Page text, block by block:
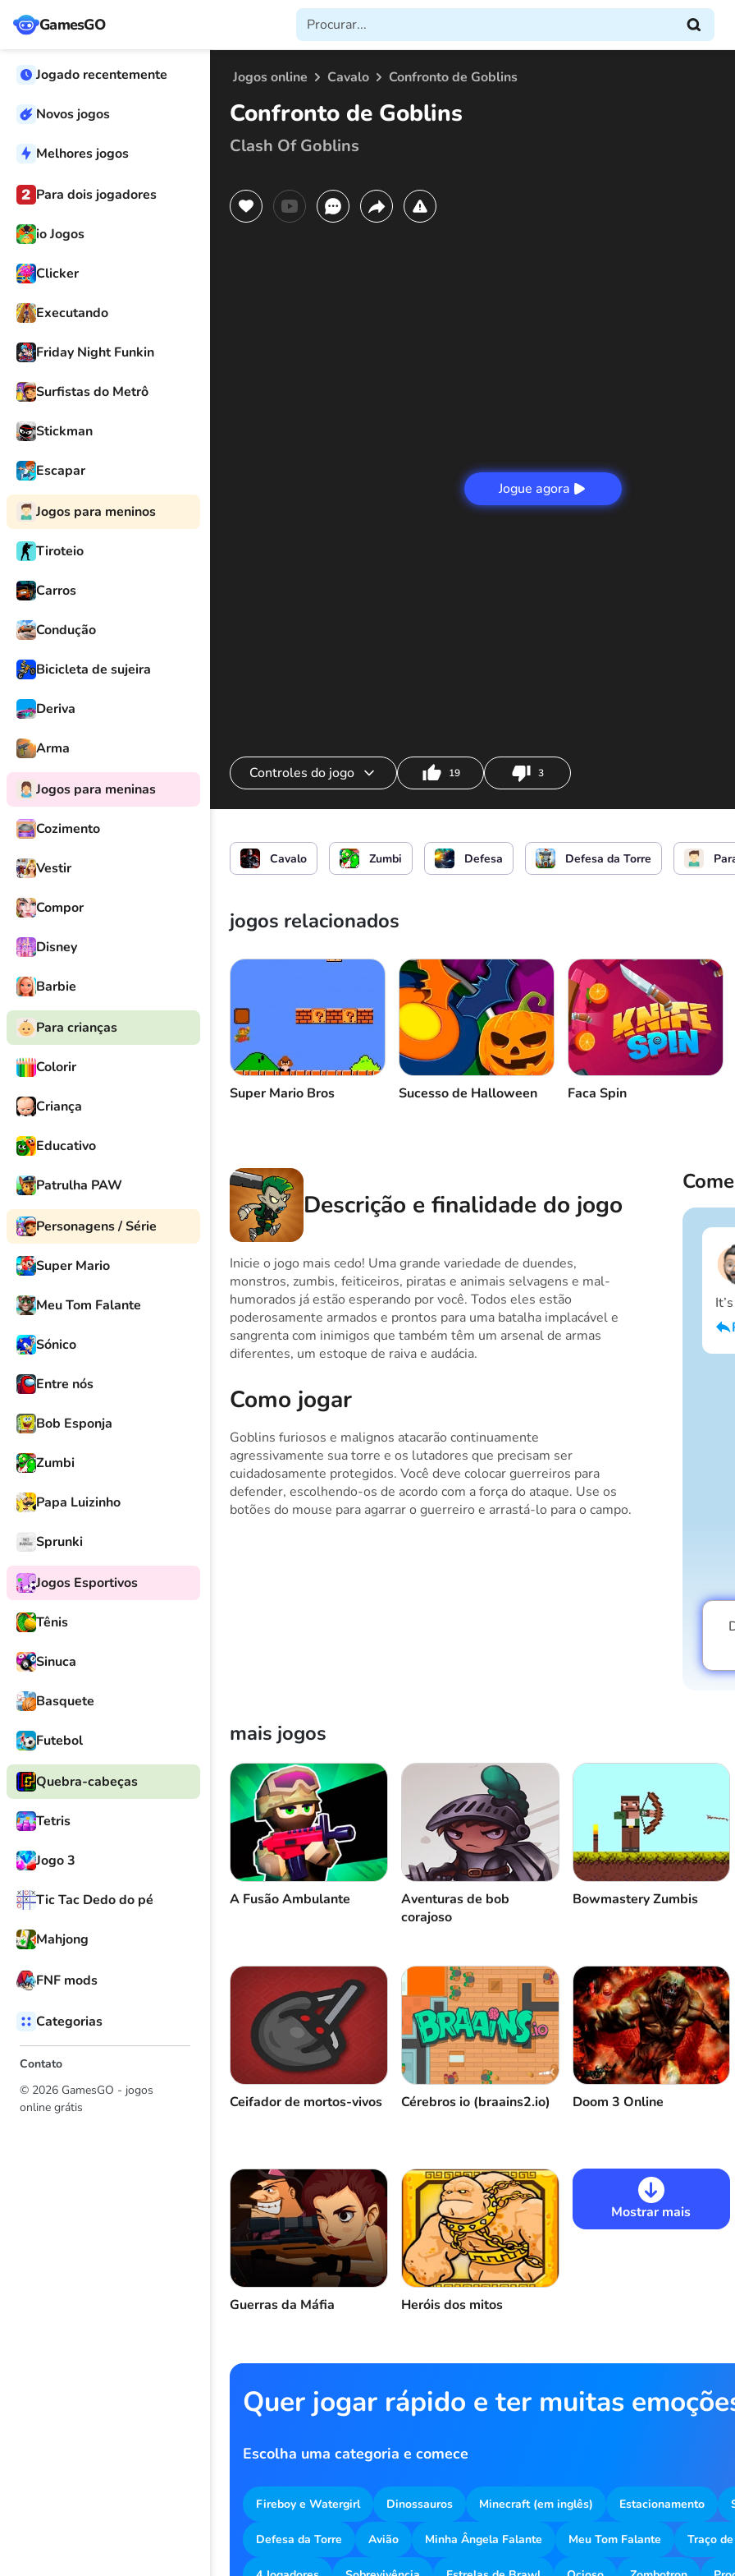
GamesGO
Jogado recentemente
Novos jogos
Melhores jogos
Para dois jogadores
io Jogos
Clicker
Executando
Friday Night Funkin
Surfistas do Metrô
Stickman
Escapar
Jogos para meninos
Tiroteio
Carros
Condução
Bicicleta de sujeira
Deriva
Arma
Jogos para meninas
Cozimento
Vestir
Compor
Disney
Barbie
Para crianças
Colorir
Criança
Educativo
Patrulha PAW
Personagens / Série
Super Mario
Meu Tom Falante
Sónico
Entre nós
Bob Esponja
Zumbi
Papa Luizinho
Sprunki
Jogos Esportivos
Tênis
Sinuca
Basquete
Futebol
Quebra-cabeças
Tetris
Jogo 3
Tic Tac Dedo do pé
Mahjong
FNF mods
Categorias
Contato
© 2026 GamesGO - jogos
online grátis
Jogos online Cavalo Confronto de Goblins
Confronto de Goblins
Clash Of Goblins
Jogue agora
Controles do jogo 19 3
Coloque goblins no campo de batalha ou
Cavalo Zumbi Defesa Defesa da Torre
jogos relacionados
Super Mario Bros Sucesso de Halloween Faca Spin
Descrição e finalidade do jogo
Inicie o jogo mais cedo! Uma grande variedade de duendes,
monstros, zumbis, feiticeiros, piratas e animais selvagens e mal-
humorados já estão esperando por você. Todos eles estão
poderosamente armados e prontos para uma batalha implacável e
sangrenta com inimigos que também têm um arsenal de armas
diferentes, um estoque de raiva e audácia.
Como jogar
Goblins furiosos e malignos atacarão continuamente
agressivamente sua torre e os lutadores que precisam ser
cuidadosamente protegidos. Você deve colocar guerreiros para
defender, escolhendo-os de acordo com a força do ataque. Use os
botões do mouse para agarrar o guerreiro e arrastá-lo para o campo.
mais jogos
A Fusão Ambulante
Aventuras de bob
corajoso
Bowmastery Zumbis
Ceifador de mortos-vivos Cérebros io (braains2.io) Doom 3 Online
Guerras da Máfia Heróis dos mitos
Mostrar mais
Quer jogar rápido e ter muitas
Escolha uma categoria e comece
Fireboy e Watergirl Dinossauros Minecraft (em inglês) Estacionamento
Defesa da Torre Avião Minha Ângela Falante Meu Tom Falante Traço